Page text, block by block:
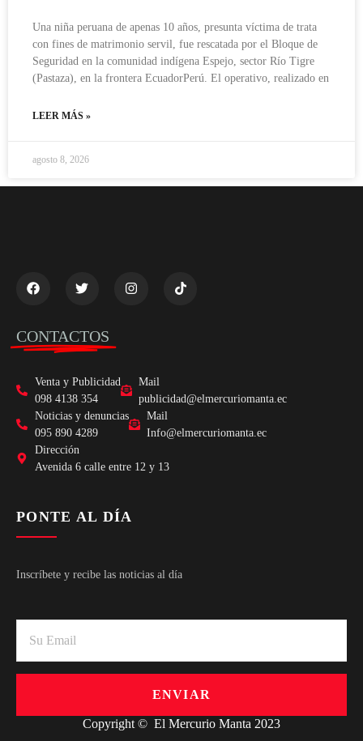
Una niña peruana de apenas 10 años, presunta víctima de trata
con fines de matrimonio servil, fue rescatada por el Bloque de
Seguridad en la comunidad indígena Espejo, sector Río Tigre
(Pastaza), en la frontera EcuadorPerú. El operativo, realizado en
LEER MÁS »
agosto 8, 2026
CONTACTOS
Venta y Publicidad
098 4138 354
Mail
publicidad@elmercuriomanta.ec
Noticias y denuncias
095 890 4289
Mail
Info@elmercuriomanta.ec
Dirección
Avenida 6 calle entre 12 y 13
PONTE AL DÍA
Inscríbete y recibe las noticias al día
ENVIAR
Copyright © El Mercurio Manta 2023